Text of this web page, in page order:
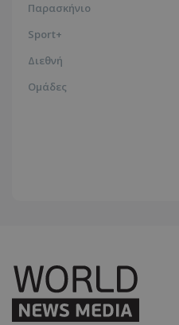
Παρασκήνιο
Sport+
Διεθνή
Ομάδες